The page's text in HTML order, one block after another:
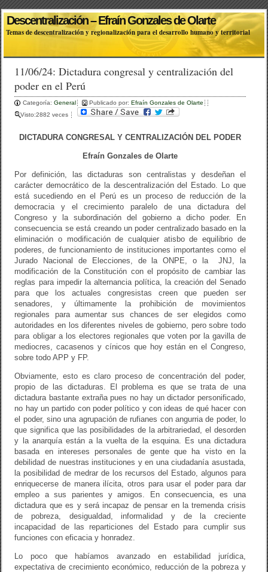
Descentralización – Efraín Gonzales de Olarte
Temas de descentralización y regionalización para el desarrollo humano y territorial
11/06/24: Dictadura congresal y centralización del
poder en el Perú
Categoría:General Publicado por:Efraín Gonzales de Olarte
Visto:2882 veces
DICTADURA CONGRESAL Y CENTRALIZACIÓN DEL PODER
Efraín Gonzales de Olarte
Por definición, las dictaduras son centralistas y desdeñan el
carácter democrático de la descentralización del Estado. Lo que
está sucediendo en el Perú es un proceso de reducción de la
democracia y el crecimiento paralelo de una dictadura del
Congreso y la subordinación del gobierno a dicho poder. En
consecuencia se está creando un poder centralizado basado en la
eliminación o modificación de cualquier atisbo de equilibrio de
poderes, de funcionamiento de instituciones importantes como el
Jurado Nacional de Elecciones, de la ONPE, o la JNJ, la
modificación de la Constitución con el propósito de cambiar las
reglas para impedir la alternancia política, la creación del Senado
para que los actuales congresistas creen que pueden ser
senadores, y últimamente la prohibición de movimientos
regionales para aumentar sus chances de ser elegidos como
autoridades en los diferentes niveles de gobierno, pero sobre todo
para obligar a los electores regionales que voten por la gavilla de
mediocres, cacasenos y cínicos que hoy están en el Congreso,
sobre todo APP y FP.
Obviamente, esto es claro proceso de concentración del poder,
propio de las dictaduras. El problema es que se trata de una
dictadura bastante extraña pues no hay un dictador personificado,
no hay un partido con poder político y con ideas de qué hacer con
el poder, sino una agrupación de rufianes con angurria de poder, lo
que significa que las posibilidades de la arbitrariedad, el desorden
y la anarquía están a la vuelta de la esquina. Es una dictadura
basada en intereses personales de gente que ha visto en la
debilidad de nuestras instituciones y en una ciudadanía asustada,
la posibilidad de medrar de los recursos del Estado, algunos para
enriquecerse de manera ilícita, otros para usar el poder para dar
empleo a sus parientes y amigos. En consecuencia, es una
dictadura que es y será incapaz de pensar en la tremenda crisis
de pobreza, desigualdad, informalidad y de la creciente
incapacidad de las reparticiones del Estado para cumplir sus
funciones con eficacia y honradez.
Lo poco que habíamos avanzado en estabilidad jurídica,
expectativa de crecimiento económico, reducción de la pobreza y